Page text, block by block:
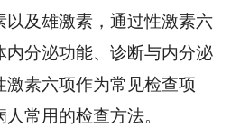
及雄激素，通过性激素六
分泌功能、诊断与内分泌
激素六项作为常见检查项
常用的检查方法。